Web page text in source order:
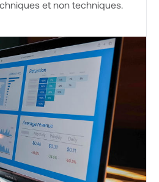
et non techniques.